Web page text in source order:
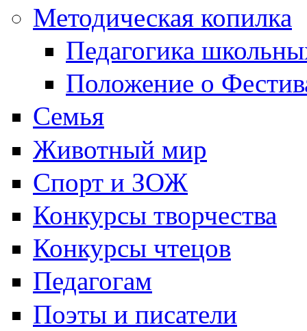
Методическая копилка
Педагогика
Положение о
Семья
Животный мир
Спорт и ЗОЖ
Конкурсы творчества
Конкурсы чтецов
Педагогам
Поэты и писатели